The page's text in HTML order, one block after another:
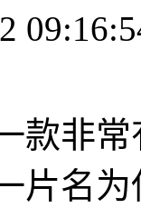
款非常
片名